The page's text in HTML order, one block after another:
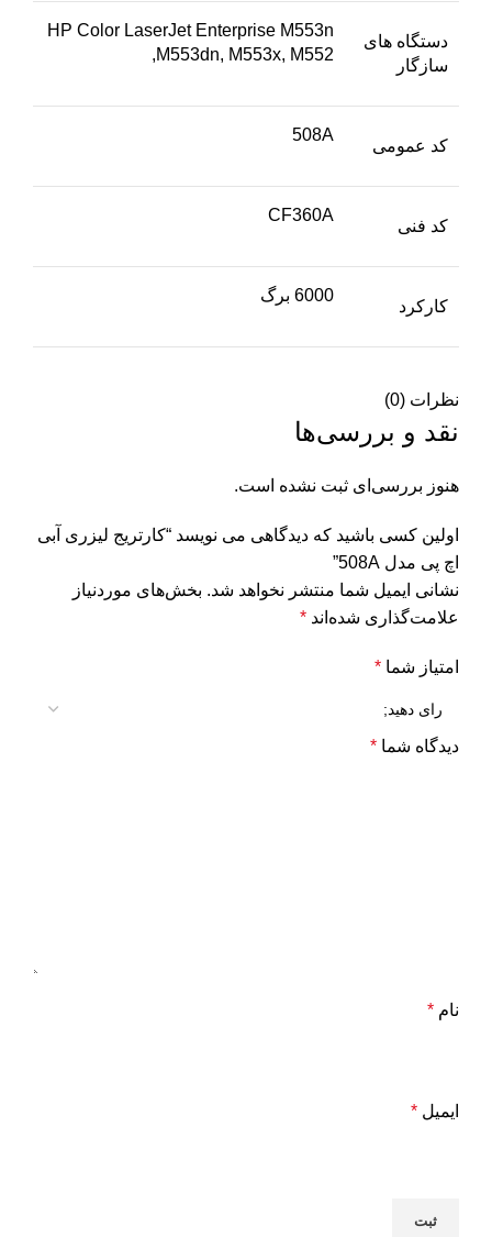
دستگاه های
سازگار
HP Color LaserJet Enterprise M553n
,M553dn, M553x, M552
کد عمومی
508A
کد فنی
CF360A
کارکرد
6000 برگ
نظرات (0)
نقد و بررسی‌ها
هنوز بررسی‌ای ثبت نشده است.
اولین کسی باشید که دیدگاهی می نویسد “کارتریج لیزری آبی
اچ پی مدل 508A”
نشانی ایمیل شما منتشر نخواهد شد. بخش‌های موردنیاز
علامت‌گذاری شده‌اند *
امتیاز شما *
دیدگاه شما *
نام *
ایمیل *